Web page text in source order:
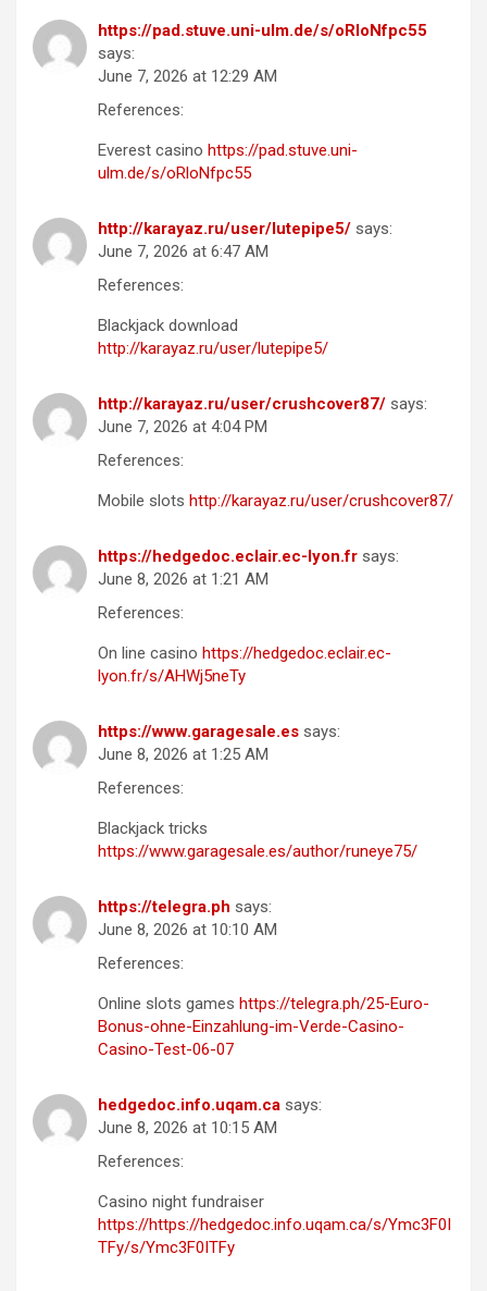
https://pad.stuve.uni-ulm.de/s/oRloNfpc55
says:
June 7, 2026 at 12:29 AM
References:
Everest casino https://pad.stuve.uni-
ulm.de/s/oRloNfpc55
http://karayaz.ru/user/lutepipe5/ says:
June 7, 2026 at 6:47 AM
References:
Blackjack download
http://karayaz.ru/user/lutepipe5/
http://karayaz.ru/user/crushcover87/ says:
June 7, 2026 at 4:04 PM
References:
Mobile slots http://karayaz.ru/user/crushcover87/
https://hedgedoc.eclair.ec-lyon.fr says:
June 8, 2026 at 1:21 AM
References:
On line casino https://hedgedoc.eclair.ec-
lyon.fr/s/AHWj5neTy
https://www.garagesale.es says:
June 8, 2026 at 1:25 AM
References:
Blackjack tricks
https://www.garagesale.es/author/runeye75/
https://telegra.ph says:
June 8, 2026 at 10:10 AM
References:
Online slots games https://telegra.ph/25-Euro-
Bonus-ohne-Einzahlung-im-Verde-Casino-
Casino-Test-06-07
hedgedoc.info.uqam.ca says:
June 8, 2026 at 10:15 AM
References:
Casino night fundraiser
https://https://hedgedoc.info.uqam.ca/s/Ymc3F0I
TFy/s/Ymc3F0ITFy